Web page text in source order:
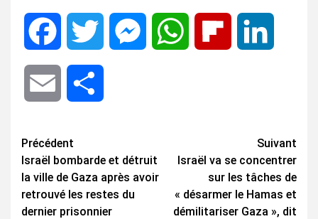
Facebook Twitter MessengerWhatsApp Flipboard
Email
Navigation
d’article
Précédent
Israël bombarde et détruit
la ville de Gaza après avoir
retrouvé les restes du
dernier prisonnier
Suivant
Israël va se concentrer
sur les tâches de
« désarmer le Hamas et
démilitariser Gaza », dit